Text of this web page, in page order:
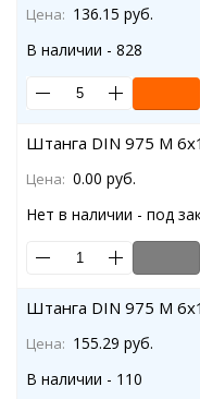
Цена: 136.15 руб.
В наличии - 828
Штанга DIN 975 M
Цена: 0.00 руб.
Нет в наличии - под
Штанга DIN 975 M
Цена: 155.29 руб.
В наличии - 110